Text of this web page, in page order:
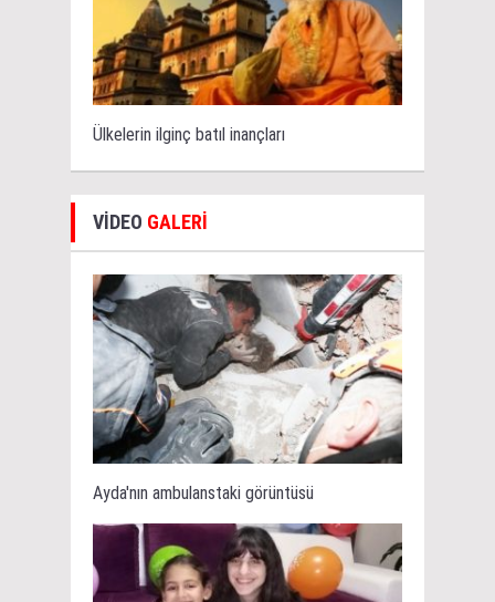
Ülkelerin ilginç batıl inançları
VİDEO GALERİ
Ayda'nın ambulanstaki görüntüsü